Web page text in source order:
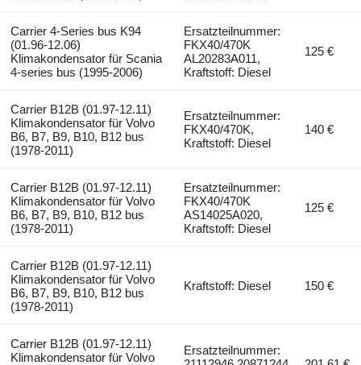
Carrier 4-Series bus K94
(01.96-12.06)
Klimakondensator für Scania
4-series bus (1995-2006)
Ersatzteilnummer:
FKX40/470K
AL20283A011,
Kraftstoff: Diesel
125 €
Carrier B12B (01.97-12.11)
Klimakondensator für Volvo
B6, B7, B9, B10, B12 bus
(1978-2011)
Ersatzteilnummer:
FKX40/470K,
Kraftstoff: Diesel
140 €
Carrier B12B (01.97-12.11)
Klimakondensator für Volvo
B6, B7, B9, B10, B12 bus
(1978-2011)
Ersatzteilnummer:
FKX40/470K
AS14025A020,
Kraftstoff: Diesel
125 €
Carrier B12B (01.97-12.11)
Klimakondensator für Volvo
B6, B7, B9, B10, B12 bus
(1978-2011)
Kraftstoff: Diesel 150 €
Carrier B12B (01.97-12.11)
Klimakondensator für Volvo
Ersatzteilnummer: